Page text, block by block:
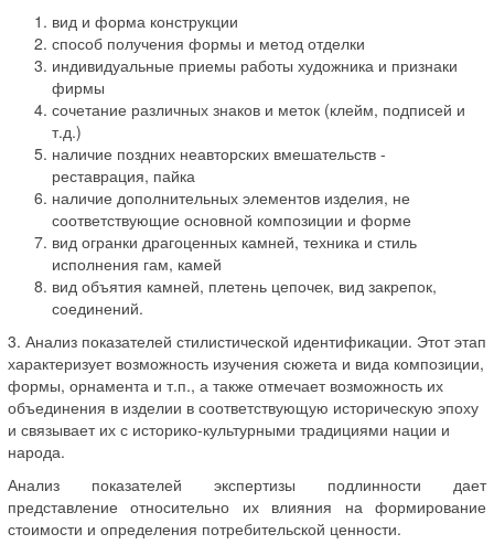
вид и форма конструкции
способ получения формы и метод отделки
индивидуальные приемы работы художника и признаки
фирмы
сочетание различных знаков и меток (клейм, подписей и
т.д.)
наличие поздних неавторских вмешательств -
реставрация, пайка
наличие дополнительных элементов изделия, не
соответствующие основной композиции и форме
вид огранки драгоценных камней, техника и стиль
исполнения гам, камей
вид объятия камней, плетень цепочек, вид закрепок,
соединений.
3. Анализ показателей стилистической идентификации. Этот этап
характеризует возможность изучения сюжета и вида композиции,
формы, орнамента и т.п., а также отмечает возможность их
объединения в изделии в соответствующую историческую эпоху
и связывает их с историко-культурными традициями нации и
народа.
Анализ показателей экспертизы подлинности дает
представление относительно их влияния на формирование
стоимости и определения потребительской ценности.